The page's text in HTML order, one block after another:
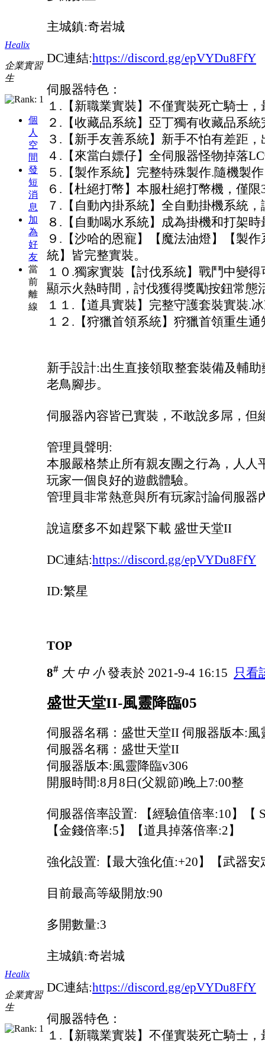
Healix
企業實習
生
個
人
空
間
發
短
消
息
加
為
好
友
當
前
離
線
主城鎮:奇岩城
DC連結:https://discord.gg/epVYDu8FfY
伺服器特色：
１.【新職業實裝】不僅實裝死亡騎士
２.【收藏品系統】亞丁獨有收藏品系
３.【新手友善系統】新手不怕有差距
４.【來當白嫖仔】全伺服器怪物掉落
５.【製作系統】完整特殊製作.隨機製
６.【杜絕打幣】本服杜絕打幣機，僅
７.【自動內掛系統】全自動掛機系統
８.【自動喝水系統】成為掛機和打架
９.【沙哈的恩寵】【魔法油燈】【製
統】皆完整實裝。
１０.獨家實裝【討伐系統】戰鬥中變
顯示火熱時間，討伐獲得獎勵按鈕常態
１１.【道具實裝】完整守護套裝實裝.
１２.【狩獵首領系統】狩獵首領重生
新手設計:出生直接領取整套裝備及輔
老鳥腳步。
伺服器內容皆已實裝，不敢說多屌，
管理員聲明:
本服嚴格禁止所有親友團之行為，人
玩家一個良好的遊戲體驗。
管理員非常熱意與所有玩家討論伺服
說這麼多不如趕緊下載 盛世天堂II
DC連結:https://discord.gg/epVYDu8FfY
ID:繁星
TOP
Healix
企業實習
生
8# 大 中 小發表於 2021-9-4 16:15 只看
盛世天堂II-風靈降臨05
伺服器名稱：盛世天堂II 伺服器版本:風
伺服器名稱：盛世天堂II
伺服器版本:風靈降臨v306
開服時間:8月8日(父親節)晚上7:00整
伺服器倍率設置: 【經驗值倍率:10】【
【金錢倍率:5】【道具掉落倍率:2】
強化設置:【最大強化值:+20】【武器
目前最高等級開放:90
多開數量:3
主城鎮:奇岩城
DC連結:https://discord.gg/epVYDu8FfY
伺服器特色：
１.【新職業實裝】不僅實裝死亡騎士